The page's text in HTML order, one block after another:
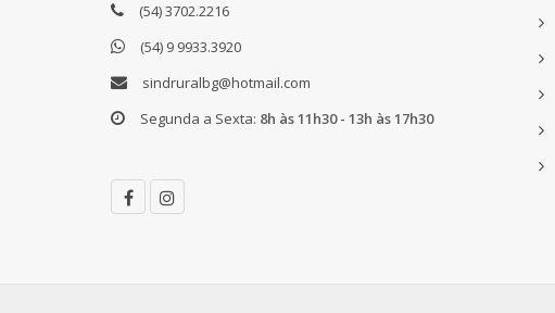
(54) 3702.2216
(54) 9 9933.3920
sindruralbg@hotmail.com
Segunda a Sexta: 8h às 11h30 - 13h às 17h30